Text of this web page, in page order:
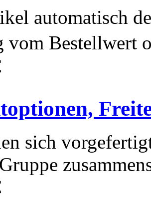
automatisch
vom Bestellwert
sich